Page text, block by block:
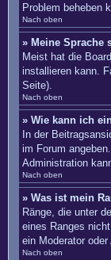
Problem beheben
Nach oben
» Meine Sprache
Meist hat die
installieren kann.
Seite).
Nach oben
» Wie kann ich
In der
im Forum
Administration
Nach oben
» Was ist mein
Ränge, die unter
eines Ranges
ein Moderator
Nach oben